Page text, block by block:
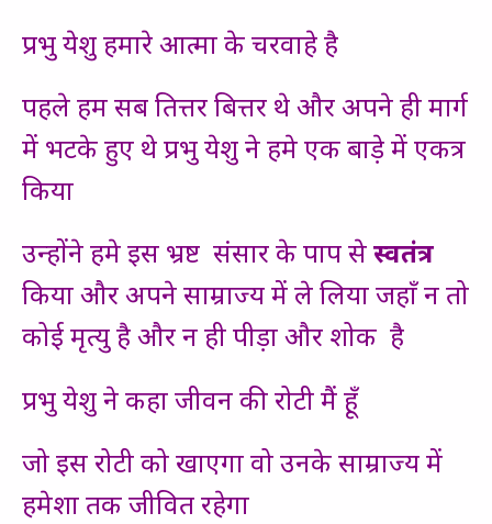
प्रभु येशु हमारे आत्मा के चरवाहे है
पहले हम सब तित्तर बित्तर थे और अपने ही मार्ग
में भटके हुए थे प्रभु येशु ने हमे एक बाड़े में एकत्र
किया
उन्होंने हमे इस भ्रष्ट संसार के पाप सेस्वतंत्र
किया और अपने साम्राज्य में ले लिया जहाँ न तो
कोई मृत्यु है और न ही पीड़ा और शोक है
प्रभु येशु ने कहा जीवन की रोटी मैं हूँ
जो इस रोटी को खाएगा वो उनके साम्राज्य में
हमेशा तक जीवित रहेगा